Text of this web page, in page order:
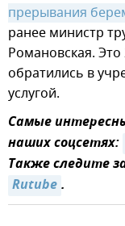
прерывания
ранее министр
Романовская.
обратились в
услугой.
Самые
наших соцсетях:
Также следите
Rutube.